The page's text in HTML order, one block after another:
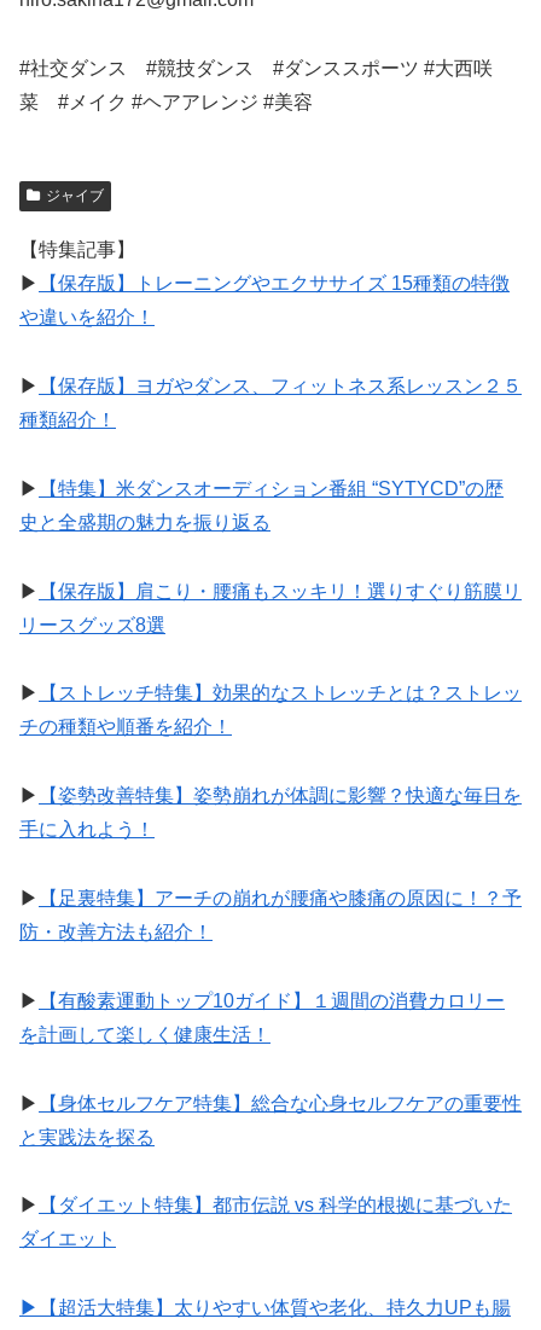
#社交ダンス #競技ダンス #ダンススポーツ #大西咲
菜 #メイク #ヘアアレンジ #美容
ジャイブ
【特集記事】
▶︎
【保存版】トレーニングやエクササイズ 15種類の特徴
や違いを紹介！
▶︎
【保存版】ヨガやダンス、フィットネス系レッスン２５
種類紹介！
▶︎
【特集】米ダンスオーディション番組 “SYTYCD”の歴
史と全盛期の魅力を振り返る
▶︎
【保存版】肩こり・腰痛もスッキリ！選りすぐり筋膜リ
リースグッズ8選
▶︎
【ストレッチ特集】効果的なストレッチとは？ストレッ
チの種類や順番を紹介！
▶︎
【姿勢改善特集】姿勢崩れが体調に影響？快適な毎日を
手に入れよう！
▶︎
【足裏特集】アーチの崩れが腰痛や膝痛の原因に！？予
防・改善方法も紹介！
▶︎
【有酸素運動トップ10ガイド】１週間の消費カロリー
を計画して楽しく健康生活！
▶︎
【身体セルフケア特集】総合な心身セルフケアの重要性
と実践法を探る
▶︎
【ダイエット特集】都市伝説 vs 科学的根拠に基づいた
ダイエット
▶︎【超活大特集】太りやすい体質や老化、持久力UPも腸